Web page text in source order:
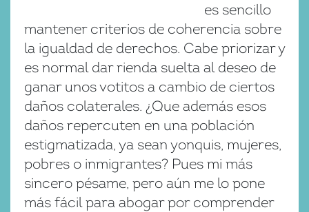
es sencillo
mantener criterios de coherencia sobre
la igualdad de derechos. Cabe priorizar y
es normal dar rienda suelta al deseo de
ganar unos votitos a cambio de ciertos
daños colaterales. ¿Que además esos
daños repercuten en una población
estigmatizada, ya sean yonquis, mujeres,
pobres o inmigrantes? Pues mi más
sincero pésame, pero aún me lo pone
más fácil para abogar por comprender